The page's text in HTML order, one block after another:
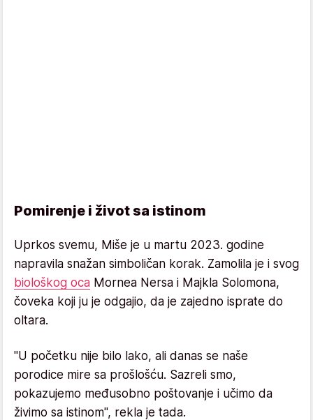
Pomirenje i život sa istinom
Uprkos svemu, Miše je u martu 2023. godine
napravila snažan simboličan korak. Zamolila je i svog
biološkog oca Mornea Nersa i Majkla Solomona,
čoveka koji ju je odgajio, da je zajedno isprate do
oltara.
"U početku nije bilo lako, ali danas se naše
porodice mire sa prošlošću. Sazreli smo,
pokazujemo međusobno poštovanje i učimo da
živimo sa istinom", rekla je tada.